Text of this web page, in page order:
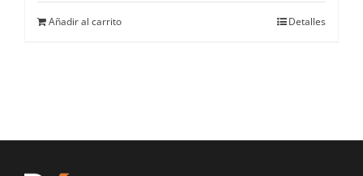
Añadir al carrito Detalles